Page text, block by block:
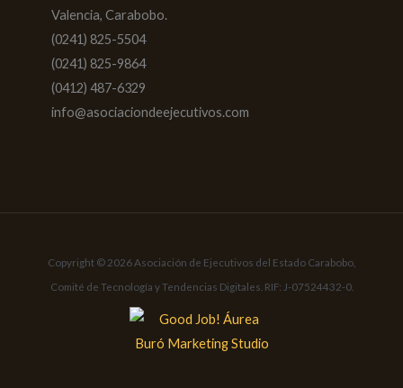
Valencia, Carabobo.
(0241) 825-5504
(0241) 825-9864
(0412) 487-6329
info@asociaciondeejecutivos.com
Copyright © 2026 Asociación de Ejecutivos del Estado Carabobo,
Comité de Tecnología y Tendencias Digitales. RIF: J-07524432-0.